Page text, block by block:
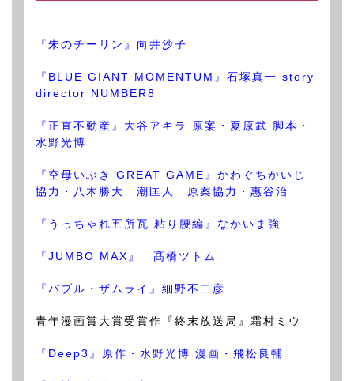
『朱のチーリン』向井沙子
『BLUE GIANT MOMENTUM』石塚真一 story
director NUMBER8
『正直不動産』大谷アキラ 原案・夏原武 脚本・
水野光博
『空母いぶき GREAT GAME』かわぐちかいじ
協力・八木勝大 潮匡人 原案協力・惠谷治
『うっちゃれ五所瓦 粘り腰編』なかいま強
『JUMBO MAX』 髙橋ツトム
『バブル・ザムライ』細野不二彦
青年漫画賞大賞受賞作『終末放送局』霜村ミウ
『Deep3』原作・水野光博 漫画・飛松良輔